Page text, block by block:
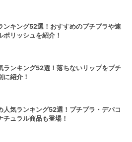
ンキング52選！おすすめのプチプラや速
ポリッシュを紹介！
ランキング52選！落ちないリップをプチ
に紹介！
人気ランキング52選！プチプラ・デパコ
チュラル商品も登場！